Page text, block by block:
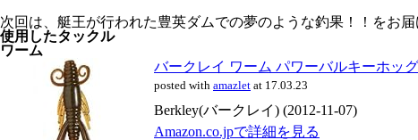
次回は、艇王が行われた豊英ダムでの夢のような釣果！！をお
使用したタックル
ワーム
バークレイ ワーム パワーバルキーホッ
posted with amazlet at 17.03.23
Berkley(バークレイ) (2012-11-07)
Amazon.co.jpで詳細を見る